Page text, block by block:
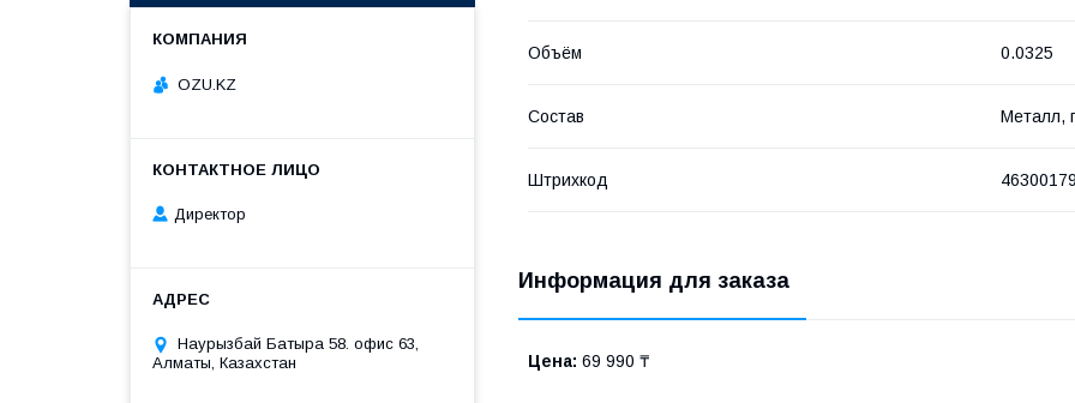
Объём 0.0325
Состав Металл,
Штрихкод
Информация для заказа
Цена: 69 990 ₸
OZU.KZ
Директор
Наурызбай Батыра 58. офис 63,
Алматы, Казахстан